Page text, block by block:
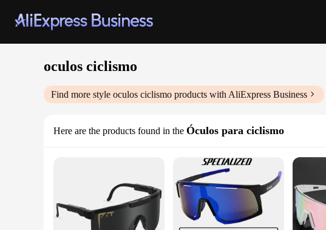
oculos ciclismo
Find more style oculos ciclismo products with AliExpress Business
Here are the products found in the Óculos para ciclismo